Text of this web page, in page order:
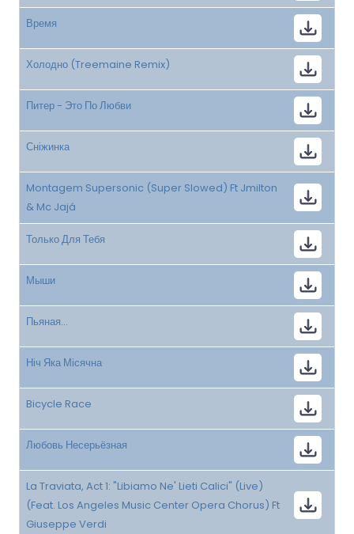
Время
Холодно (Treemaine Remix)
Питер - Это По Любви
Сніжинка
Montagem Supersonic (Super Slowed) Ft Jmilton
& Mc Jajá
Только Для Тебя
Мыши
Пьяная...
Ніч Яка Місячна
Bicycle Race
Любовь Несерьёзная
La Traviata, Act 1: "Libiamo Ne' Lieti Calici" (Live)
(Feat. Los Angeles Music Center Opera Chorus) Ft
Giuseppe Verdi